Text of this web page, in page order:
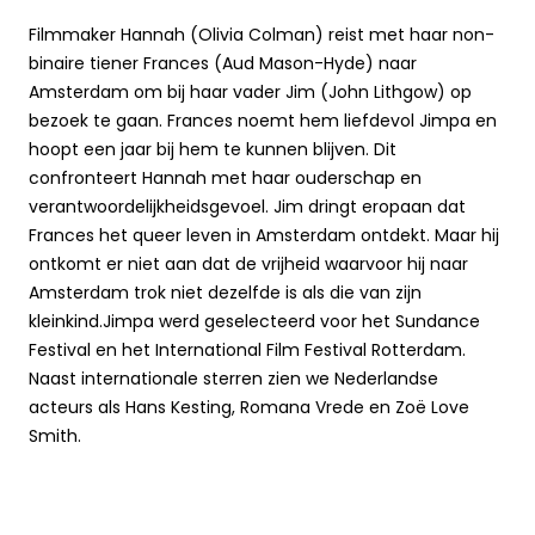
Filmmaker Hannah (Olivia Colman) reist met haar non-
binaire tiener Frances (Aud Mason-Hyde) naar
Amsterdam om bij haar vader Jim (John Lithgow) op
bezoek te gaan. Frances noemt hem liefdevol Jimpa en
hoopt een jaar bij hem te kunnen blijven. Dit
confronteert Hannah met haar ouderschap en
verantwoordelijkheidsgevoel. Jim dringt eropaan dat
Frances het queer leven in Amsterdam ontdekt. Maar hij
ontkomt er niet aan dat de vrijheid waarvoor hij naar
Amsterdam trok niet dezelfde is als die van zijn
kleinkind.Jimpa werd geselecteerd voor het Sundance
Festival en het International Film Festival Rotterdam.
Naast internationale sterren zien we Nederlandse
acteurs als Hans Kesting, Romana Vrede en Zoë Love
Smith.